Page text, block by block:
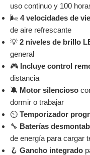
uso continuo y 100
🌬️ 4 velocidades de
de aire refrescante
💡 2 niveles de brillo
general
🎮 Incluye control
distancia
🔕 Motor silencioso
dormir o trabajar
⏲️ Temporizador
🔧 Baterías
de energía para cargar
🪝 Gancho integrado